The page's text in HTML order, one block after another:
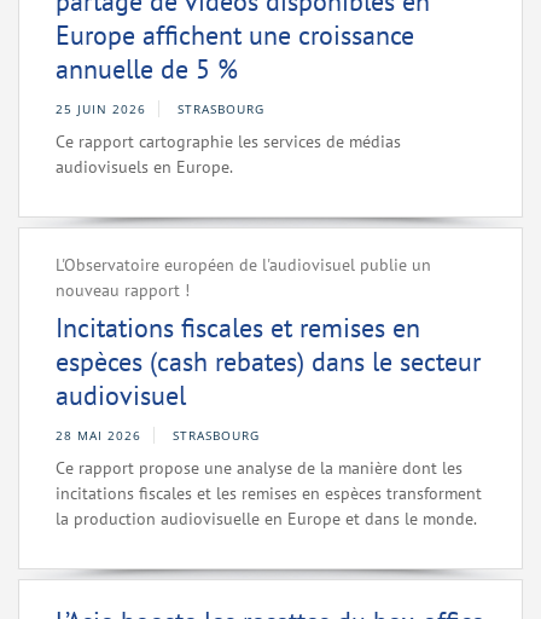
Europe affichent une croissance
annuelle de 5 %
25 JUIN 2026 STRASBOURG
Ce rapport cartographie les services de médias
audiovisuels en Europe.
L'Observatoire européen de l'audiovisuel publie un
nouveau rapport !
Incitations fiscales et remises en
espèces (cash rebates) dans le secteur
audiovisuel
28 MAI 2026 STRASBOURG
Ce rapport propose une analyse de la manière dont les
incitations fiscales et les remises en espèces transforment
la production audiovisuelle en Europe et dans le monde.